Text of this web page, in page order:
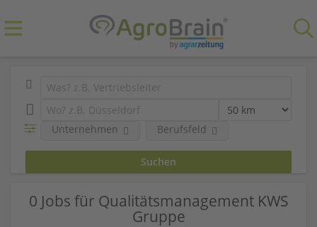
Unternehmen Berufsfeld
0 Jobs für Qualitätsmanagement KWS
Gruppe